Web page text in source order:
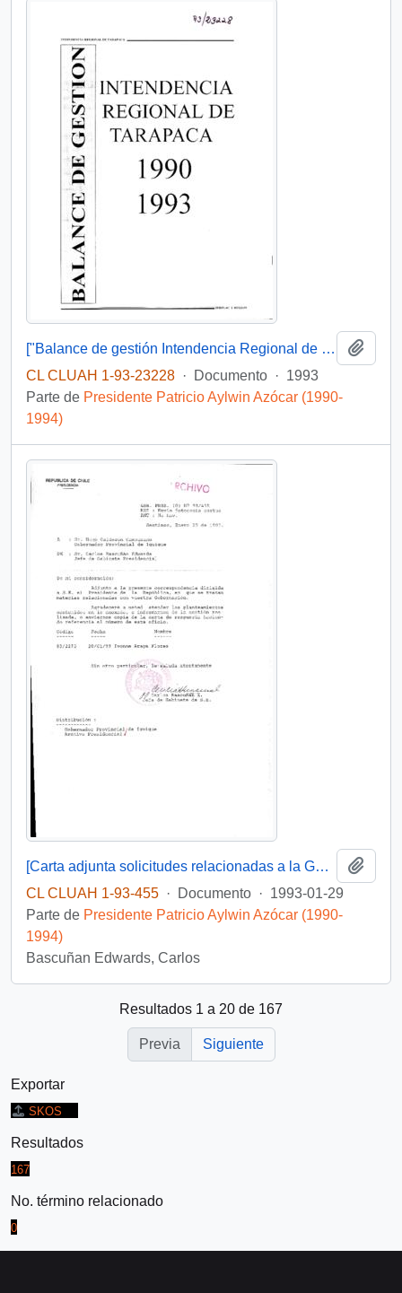
["Balance de gestión Intendencia Regional de Tarapacá 1990-1993]
CL CLUAH 1-93-23228 · Documento · 1993
Parte de Presidente Patricio Aylwin Azócar (1990-
1994)
[Carta adjunta solicitudes relacionadas a la Gobernación Provincial de Iquique]
CL CLUAH 1-93-455 · Documento · 1993-01-29
Parte de Presidente Patricio Aylwin Azócar (1990-
1994)
Bascuñan Edwards, Carlos
Resultados 1 a 20 de 167
Previa Siguiente
Exportar
SKOS
Resultados
167
No. término relacionado
0